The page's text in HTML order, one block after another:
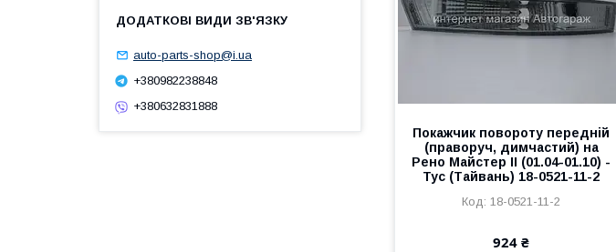
Покажчик повороту передній
(праворуч, димчастий) на
Рено Майстер II (01.04-01.10) -
Tyc (Тайвань) 18-0521-11-2
18-0521-11-2
924 ₴
auto-parts-shop@i.ua
+380982238848
+380632831888